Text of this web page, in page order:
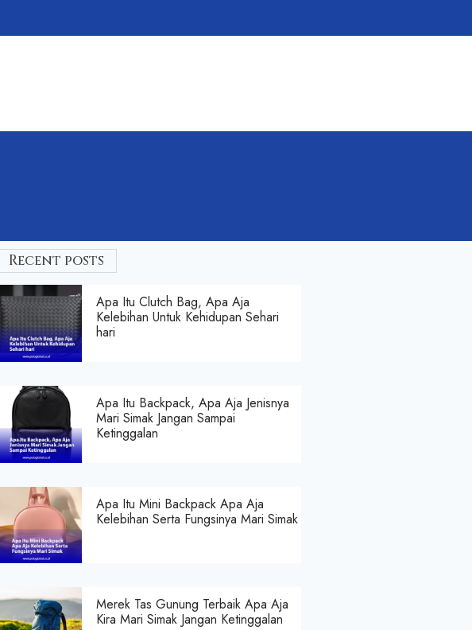
Recent posts
Apa Itu Clutch Bag, Apa Aja
Kelebihan Untuk Kehidupan Sehari
hari
Apa Itu Backpack, Apa Aja Jenisnya
Mari Simak Jangan Sampai
Ketinggalan
Apa Itu Mini Backpack Apa Aja
Kelebihan Serta Fungsinya Mari Simak
Merek Tas Gunung Terbaik Apa Aja
Kira Mari Simak Jangan Ketinggalan